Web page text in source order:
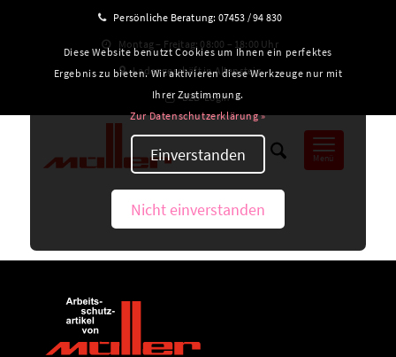
Persönliche Beratung: 07453 / 94 830
Montag – Freitag: 08:00 – 18:00 Uhr
Ladengeschäft in Altensteig
B2B-Login
Menü
Diese Website benutzt Cookies um Ihnen ein perfektes
Ergebnis zu bieten. Wir aktivieren diese Werkzeuge nur mit
Ihrer Zustimmung.
Zur Datenschutzerklärung »
Einverstanden
Nicht einverstanden